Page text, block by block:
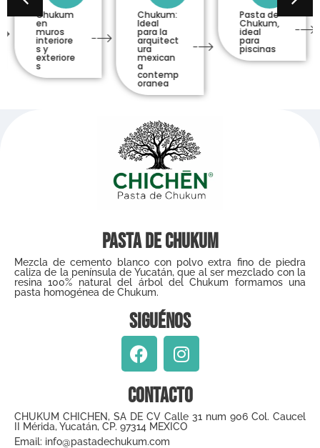
Chukum
en
muros
interiore
s y
exteriore
s
Chukum:
Ideal
para la
arquitect
ura
mexican
a
contemp
oranea
Pasta de
Chukum,
ideal
para
piscinas
Pasta de Chukum
Mezcla de cemento blanco con polvo extra fino de piedra
caliza de la península de Yucatán, que al ser mezclado con la
resina 100% natural del árbol del Chukum formamos una
pasta homogénea de Chukum.
Siguénos
Contacto
CHUKUM CHICHEN, SA DE CV Calle 31 num 906 Col. Caucel
II Mérida, Yucatán, CP. 97314 MEXICO
Email: info@pastadechukum.com